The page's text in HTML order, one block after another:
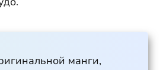
манги,